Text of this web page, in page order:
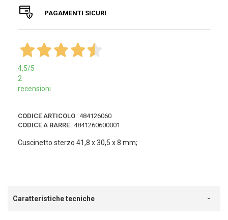
PAGAMENTI SICURI
4,5/5
2
recensioni
CODICE ARTICOLO : 484126060
CODICE A BARRE : 4841260600001
Cuscinetto sterzo 41,8 x 30,5 x 8 mm;
Caratteristiche tecniche